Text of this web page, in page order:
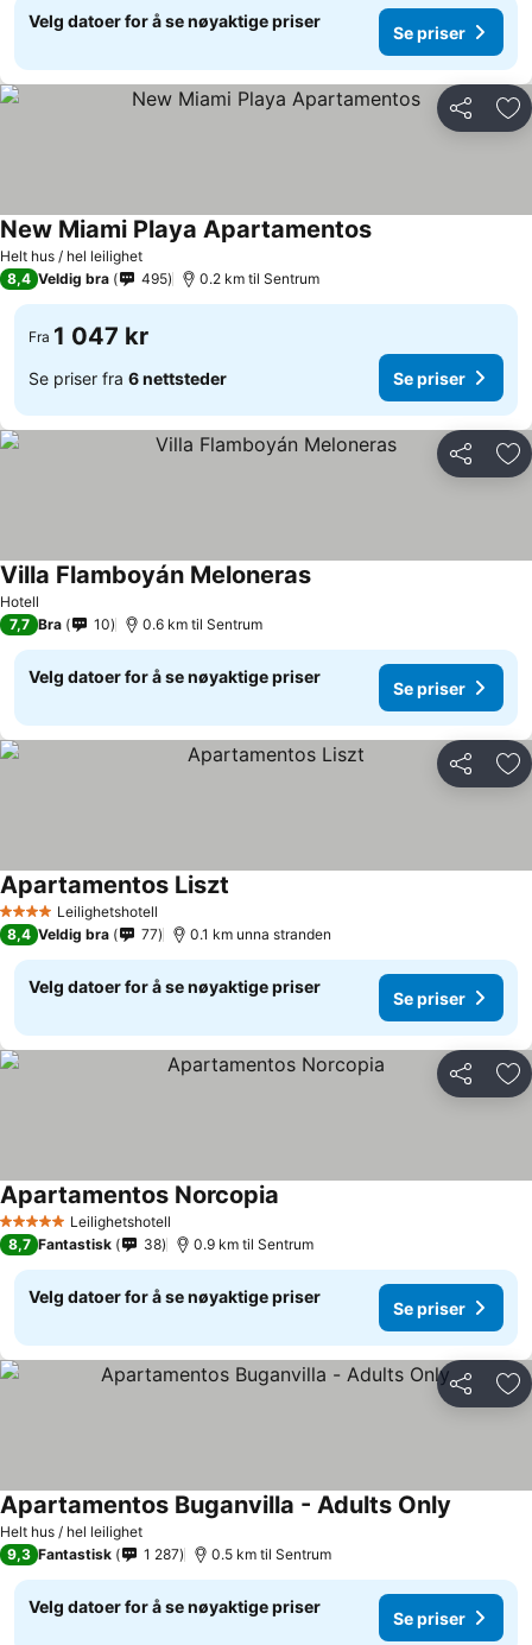
Velg datoer for å se nøyaktige priser
Se priser
Del
Helt hus / hel leilighet
New Miami Playa Apartamentos
8,4 Veldig bra 495 0.2 km til Sentrum
Fra 1 047 kr
Se priser fra 6 nettsteder Se priser
Del
Hotell
Villa Flamboyán Meloneras
7,7 Bra 10 0.6 km til Sentrum
Velg datoer for å se nøyaktige priser
Se priser
Del
4 StjernerLeilighetshotell
Apartamentos Liszt
8,4 Veldig bra 77 0.1 km unna stranden
Velg datoer for å se nøyaktige priser
Se priser
Del
5 Stjerner Leilighetshotell
Apartamentos Norcopia
8,7 Fantastisk 38 0.9 km til Sentrum
Velg datoer for å se nøyaktige priser
Se priser
Del
Helt hus / hel leilighet
Apartamentos Buganvilla - Adults Only
9,3 Fantastisk 1 287 0.5 km til Sentrum
Velg datoer for å se nøyaktige priser
Se priser